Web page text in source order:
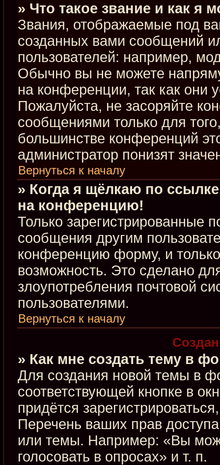
» Что такое звание и как я
Звания, отображаемые под
созданных вами сообщений
пользователей: например,
Обычно вы не можете
на конференции, так как они
Пожалуйста, не засоряйте
сообщениями только для
большинстве конференций
администратор понизят
Вернуться к началу
» Когда я щёлкаю по
на конференцию!
Только зарегистрированные
сообщения другим
конференцию форму, и
возможность. Это сделано
злоупотребления почтовой
пользователями.
Вернуться к началу
» Как мне создать тему в
Для создания новой темы в
соответствующей кнопке в
придётся
Перечень ваших прав
или темы. Например: «Вы
голосовать в опросах» и т. п.